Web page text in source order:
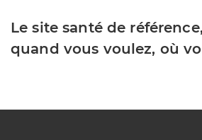
Le site santé de
quand vous voulez, où